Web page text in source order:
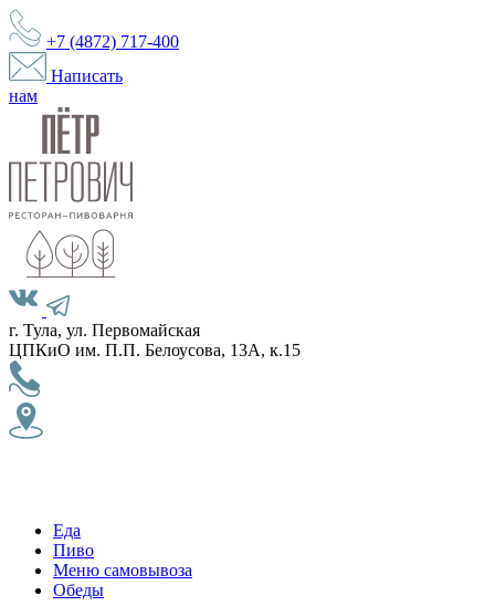
+7 (4872) 717-400
Написать
нам
г. Тула, ул. Первомайская
ЦПКиО им. П.П. Белоусова, 13А, к.15
Еда
Пиво
Меню самовывоза
Обеды